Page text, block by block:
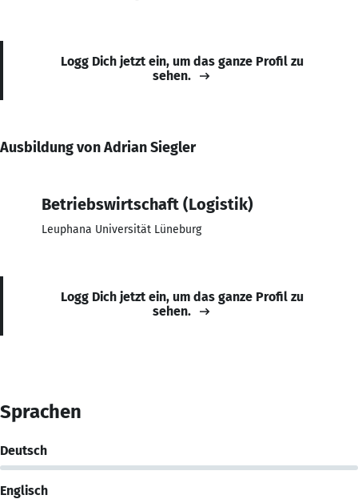
Logg Dich jetzt ein, um das ganze Profil zu
sehen.
Ausbildung von Adrian Siegler
Betriebswirtschaft (Logistik)
Leuphana Universität Lüneburg
Logg Dich jetzt ein, um das ganze Profil zu
sehen.
Sprachen
Deutsch
Englisch